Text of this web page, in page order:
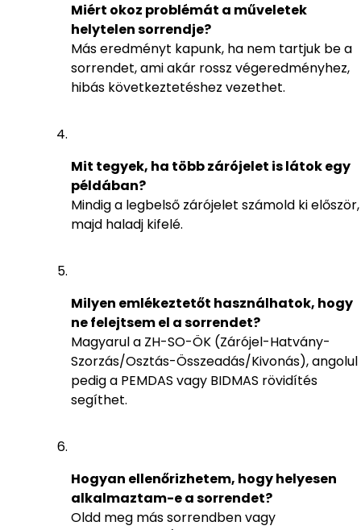
Miért okoz problémát a műveletek
helytelen sorrendje?
Más eredményt kapunk, ha nem tartjuk be a
sorrendet, ami akár rossz végeredményhez,
hibás következtetéshez vezethet.
Mit tegyek, ha több zárójelet is látok egy
példában?
Mindig a legbelső zárójelet számold ki először,
majd haladj kifelé.
Milyen emlékeztetőt használhatok, hogy
ne felejtsem el a sorrendet?
Magyarul a ZH-SO-ÖK (Zárójel-Hatvány-
Szorzás/Osztás-Összeadás/Kivonás), angolul
pedig a PEMDAS vagy BIDMAS rövidítés
segíthet.
Hogyan ellenőrizhetem, hogy helyesen
alkalmaztam-e a sorrendet?
Oldd meg más sorrendben vagy